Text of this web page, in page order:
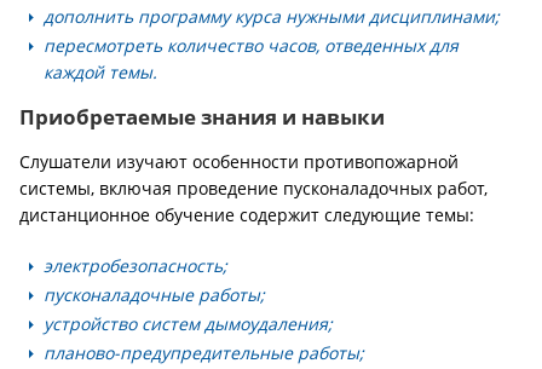
дополнить программу курса нужными дисциплинами;
пересмотреть количество часов, отведенных для
каждой темы.
Приобретаемые знания и навыки
Слушатели изучают особенности противопожарной
системы, включая проведение пусконаладочных работ,
дистанционное обучение содержит следующие темы:
электробезопасность;
пусконаладочные работы;
устройство систем дымоудаления;
планово-предупредительные работы;